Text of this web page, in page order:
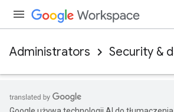
Administrators Security &